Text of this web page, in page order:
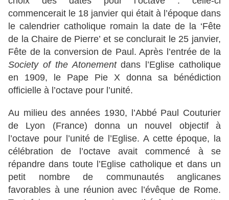
commencerait le 18 janvier qui était à l’époque dans
le calendrier catholique romain la date de la ‘Fête
de la Chaire de Pierre’ et se conclurait le 25 janvier,
Fête de la conversion de Paul. Après l’entrée de la
Society of the Atonementdans l’Eglise catholique
en 1909, le Pape Pie X donna sa bénédiction
officielle à l’octave pour l’unité.
Au milieu des années 1930, l’Abbé Paul Couturier
de Lyon (France) donna un nouvel objectif à
l’octave pour l’unité de l’Eglise. A cette époque, la
célébration de l’octave avait commencé à se
répandre dans toute l’Eglise catholique et dans un
petit nombre de communautés anglicanes
favorables à une réunion avec l’évêque de Rome.